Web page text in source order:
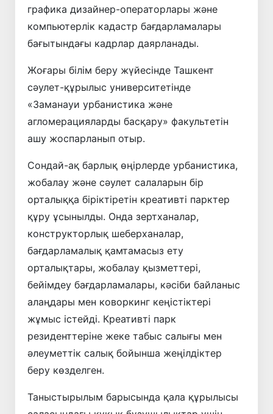
графика дизайнер-операторлары және
компьютерлік кадастр бағдарламалары
бағытындағы кадрлар даярланады.
Жоғары білім беру жүйесінде Ташкент
сәулет-құрылыс университетінде
«Заманауи урбанистика және
агломерацияларды басқару» факультетін
ашу жоспарланып отыр.
Сондай-ақ барлық өңірлерде урбанистика,
жобалау және сәулет салаларын бір
орталыққа біріктіретін креативті парктер
құру ұсынылды. Онда зертханалар,
конструкторлық шеберханалар,
бағдарламалық қамтамасыз ету
орталықтары, жобалау қызметтері,
бейімдеу бағдарламалары, кәсіби байланыс
алаңдары мен коворкинг кеңістіктері
жұмыс істейді. Креативті парк
резиденттеріне жеке табыс салығы мен
әлеуметтік салық бойынша жеңілдіктер
беру көзделген.
Таныстырылым барысында қала құрылысы